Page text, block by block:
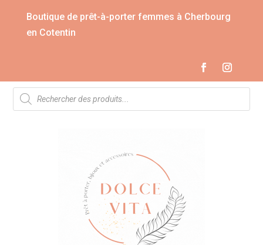
Boutique de prêt-à-porter femmes à Cherbourg
en Cotentin
Recherche
de
produits